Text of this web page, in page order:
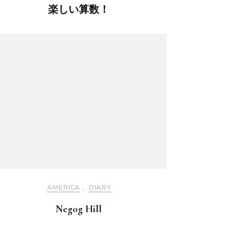
楽しい算数！
AMERICA , DIARY
Negog Hill